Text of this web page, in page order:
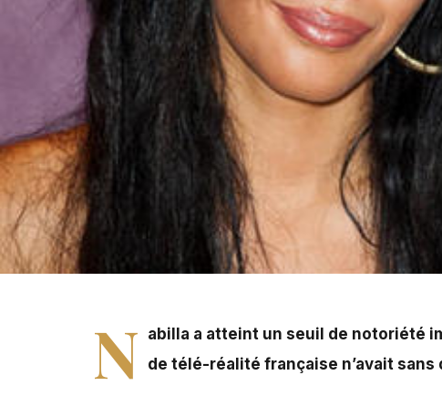
N abilla a atteint un seuil de notoriété
de télé-réalité française n’avait